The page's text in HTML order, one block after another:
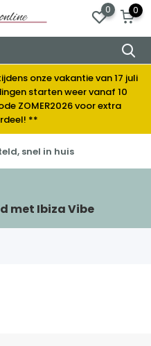
0 0
onze vakantie van 17 juli
starten weer vanaf 10
ZOMER2026 voor extra
**
snel in huis
met Ibiza Vibe